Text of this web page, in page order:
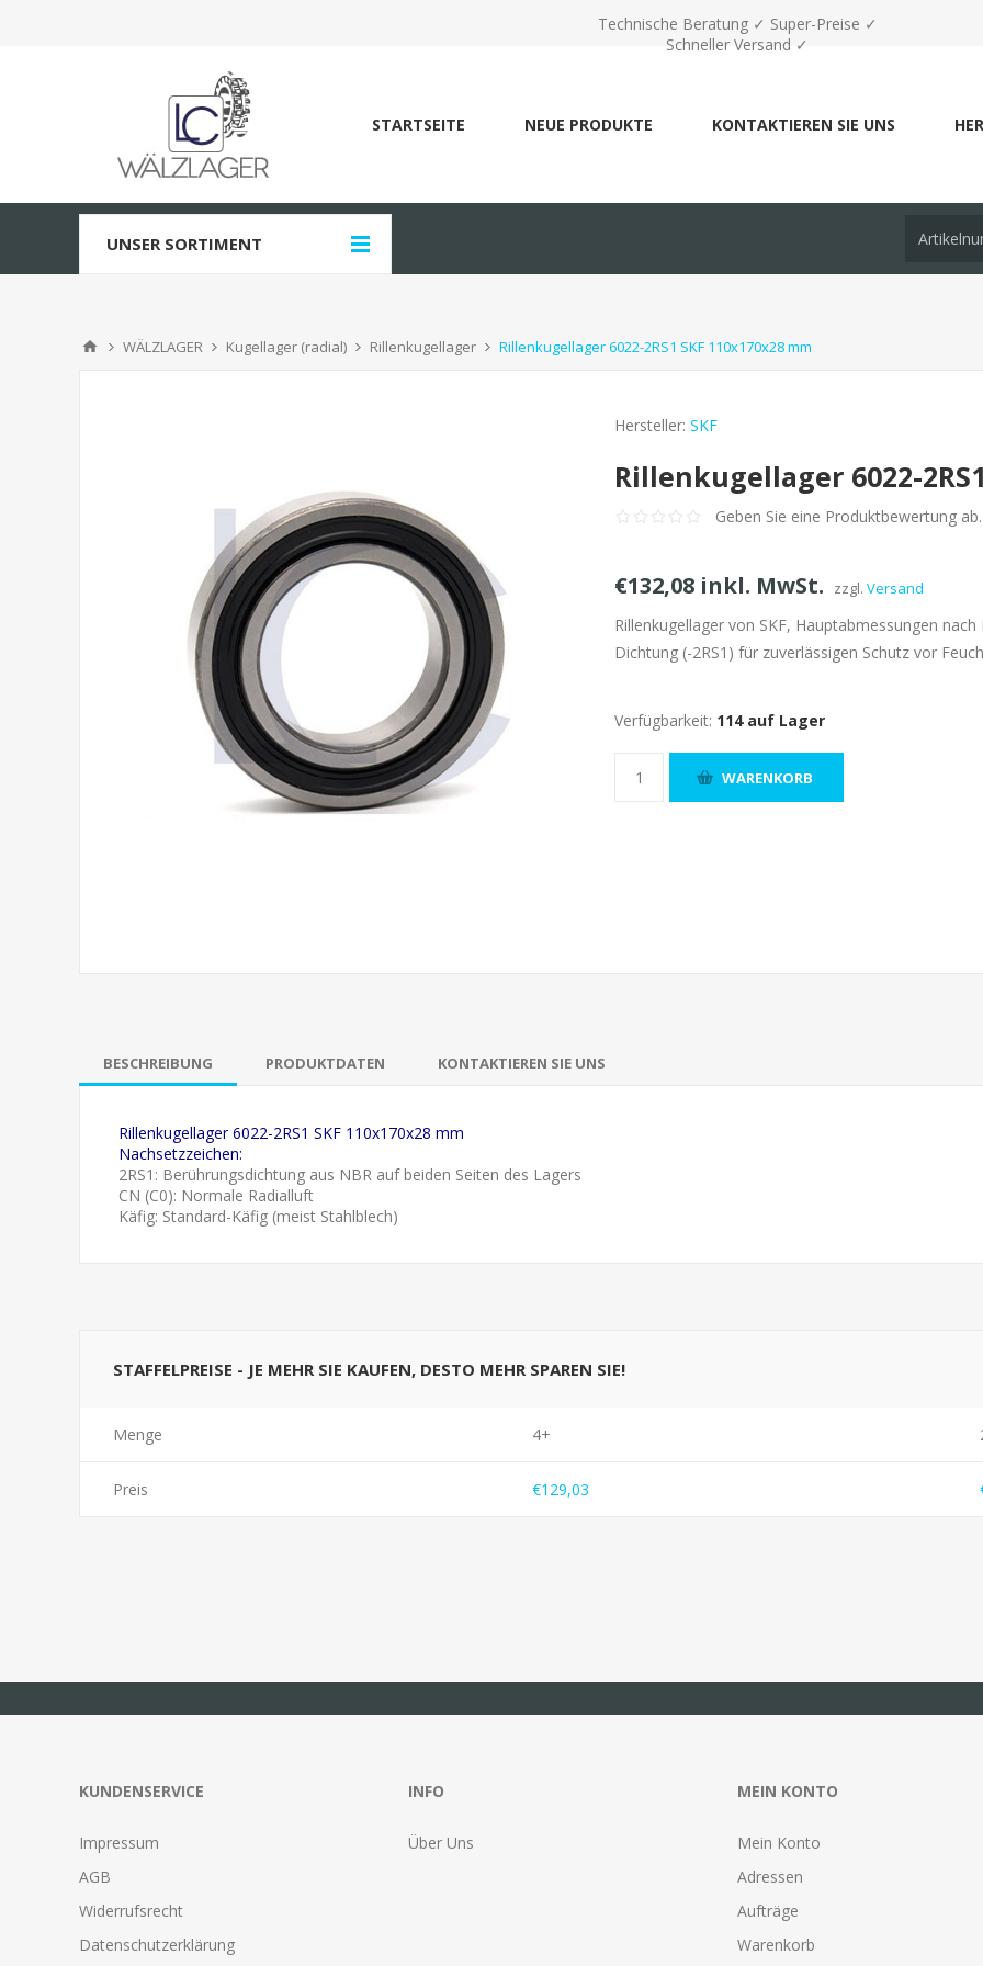
Technische Beratung ✓ Super-Preise ✓
Schneller Versand ✓
STARTSEITE NEUE PRODUKTE KONTAKTIEREN SIE UNS
UNSER SORTIMENT
WÄLZLAGER Kugellager (radial) Rillenkugellager Rillenkugellager 6022-2RS1 SKF 110x170x28 mm
Hersteller: SKF
Rillenkugellager 6022-
Geben Sie eine Produktbewertung ab.
€132,08 inkl. MwSt. zzgl.Versand
Rillenkugellager von SKF, Hauptabmessungen
Dichtung (-2RS1) für zuverlässigen Schutz vor
Verfügbarkeit: 114 auf Lager
BESCHREIBUNG PRODUKTDATEN KONTAKTIEREN SIE UNS
Rillenkugellager 6022-2RS1 SKF 110x170x28 mm
Nachsetzzeichen:
2RS1: Berührungsdichtung aus NBR auf beiden Seiten des Lagers
CN (C0): Normale Radialluft
Käfig: Standard-Käfig (meist Stahlblech)
STAFFELPREISE - JE MEHR SIE KAUFEN, DESTO MEHR SPAREN SIE!
Menge 4+
Preis €129,03
KUNDENSERVICE
Impressum
AGB
Widerrufsrecht
Datenschutzerklärung
INFO
Über Uns
MEIN KONTO
Mein Konto
Adressen
Aufträge
Warenkorb